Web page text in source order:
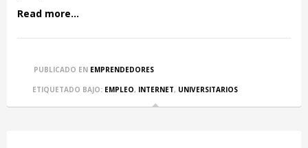
Read more...
PUBLICADO EN EMPRENDEDORES
ETIQUETADO BAJO: EMPLEO, INTERNET, UNIVERSITARIOS